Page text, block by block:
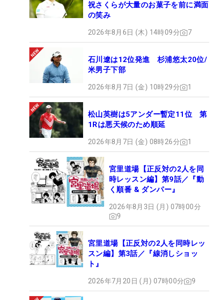
祝さくらが大量のお菓子を前に満面
の笑み
2026年8月6日 (木) 14時09分 7
石川遼は12位発進 杉浦悠太20位/
米男子下部
2026年8月7日 (金) 10時29分 1
松山英樹は5アンダー暫定11位 第
1Rは悪天候のため順延
2026年8月7日 (金) 08時26分 1
宮里道場【正反対の2人を同
時レッスン編】第9話／『動
く順番 & ダンパー』
2026年8月3日 (月) 07時00分
9
宮里道場【正反対の2人を同時レッ
スン編】第3話／『線消しショッ
ト』
2026年7月20日 (月) 07時00分 9